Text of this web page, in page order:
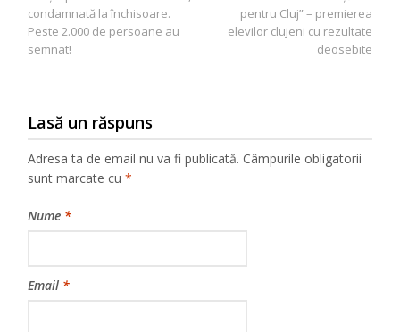
articole
pentru Cluj” – premierea
elevilor clujeni cu rezultate
deosebite
condamnată la închisoare.
Peste 2.000 de persoane au
semnat!
Lasă un răspuns
Adresa ta de email nu va fi publicată. Câmpurile obligatorii
sunt marcate cu*
Nume *
Email *